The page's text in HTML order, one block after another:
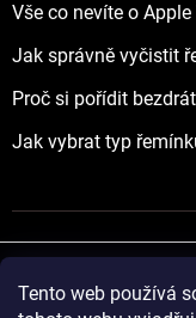
Tento web používá
Vše co nevíte o Apple
Jak správně vyčistit
Proč si pořídit
Jak vybrat typ